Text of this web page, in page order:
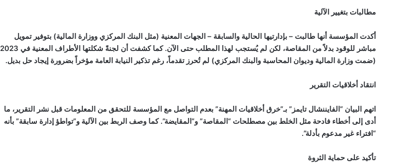
مطالبات بتغيير الآلية
أكدت المؤسسة أنها طالبت – بإدارتيها الحالية والسابقة – الجهات المعنية (مثل البنك المركزي ووزارة المالية) بتوفير تمويل
مباشر للوقود بدلاً من المقاصة، لكن لم يُستجب لهذا المطلب حتى الآن. كما كشفت أن لجنةً شكلتها الأطراف المعنية في 2023
(ضمت وزارة المالية وديوان المحاسبة والبنك المركزي) لم تُحرز تقدماً، رغم تذكير النيابة العامة مؤخراً بضرورة إيجاد حل بديل.
انتقاد أخلاقيات التقرير
اتهم البيان “الفايننشال تايمز” بـ”خرق أخلاقيات المهنة” بعدم التواصل مع المؤسسة للتحقق من المعلومات قبل نشر التقرير، ما
أدى إلى أخطاء فادحة مثل الخلط بين مصطلحات “المقاصة” و”المقايضة”. كما وصف الربط بين الآلية و”تواطؤ إدارة سابقة” بأنه
“افتراء غير مدعوم بأدلة”.
تأكيد على حماية الثروة